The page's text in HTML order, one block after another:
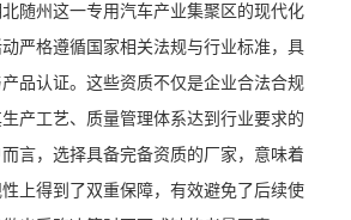
随州这一专用汽车产业集聚区的现代化
严格遵循国家相关法规与行业标准，具
品认证。这些资质不仅是企业合法合规
产工艺、质量管理体系达到行业要求的
言，选择具备完备资质的厂家，意味着
上得到了双重保障，有效避免了后续使